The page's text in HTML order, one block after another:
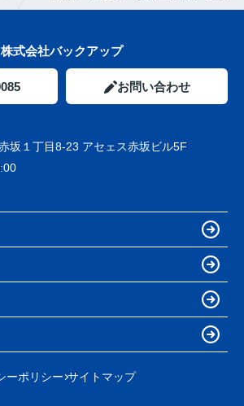
株式会社バックアップ
お問い合わせ
坂１丁目8-23 アセェス赤坂ビル5F
ーポリシー サイトマップ